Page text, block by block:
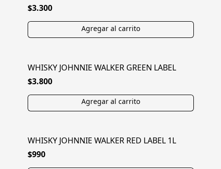
$3.300
WHISKY JOHNNIE WALKER GREEN LABEL
$3.800
WHISKY JOHNNIE WALKER RED LABEL 1L
$990